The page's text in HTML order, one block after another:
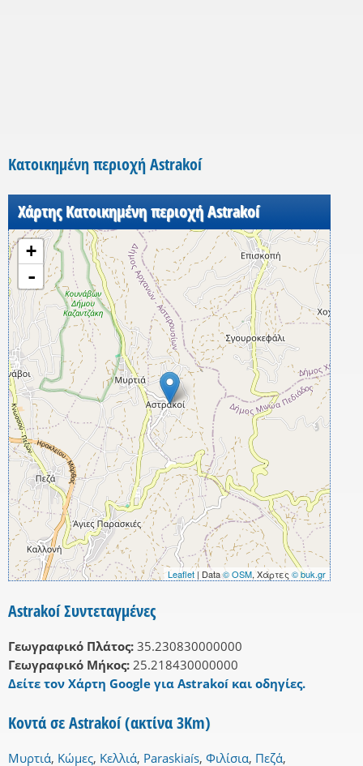
Κατοικημένη περιοχή Astrakoí
Χάρτης Κατοικημένη περιοχή Astrakoí
+
-
Leaflet| Data© OSM, Χάρτες © buk.gr
Astrakoí Συντεταγμένες
Γεωγραφικό Πλάτος: 35.230830000000
Γεωγραφικό Μήκος: 25.218430000000
Δείτε τον Χάρτη Google για Astrakoí και οδηγίες.
Κοντά σε Astrakoí (ακτίνα 3Km)
Μυρτιά, Κώμες, Κελλιά, Paraskiaís, Φιλίσια, Πεζά,